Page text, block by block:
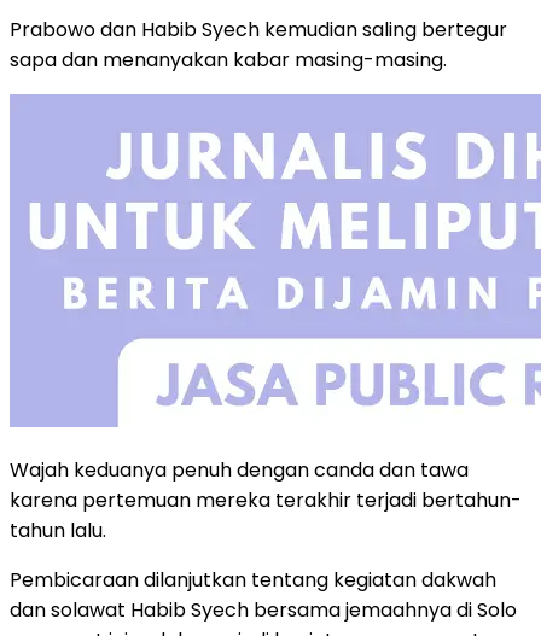
Prabowo dan Habib Syech kemudian saling bertegur
sapa dan menanyakan kabar masing-masing.
Wajah keduanya penuh dengan canda dan tawa
karena pertemuan mereka terakhir terjadi bertahun-
tahun lalu.
Pembicaraan dilanjutkan tentang kegiatan dakwah
dan solawat Habib Syech bersama jemaahnya di Solo